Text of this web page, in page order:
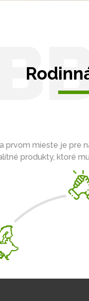
prvom mieste je pre
produkty, ktoré